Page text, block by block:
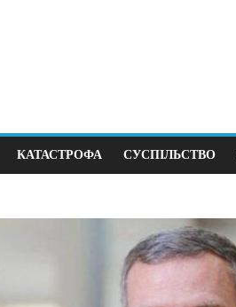
КАТАСТРОФА СУСПІЛЬСТВО
Перший крок до виборів під